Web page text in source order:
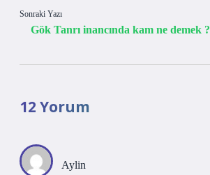
Sonraki Yazı
Gök Tanrı inancında kam ne demek ?
12 Yorum
Aylin